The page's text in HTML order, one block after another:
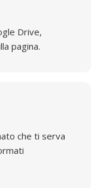
Drive,
pagina.
che ti serva